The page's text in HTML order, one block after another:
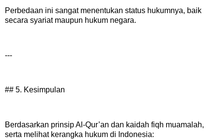
Perbedaan ini sangat menentukan status hukumnya, baik
secara syariat maupun hukum negara.
---
## 5. Kesimpulan
Berdasarkan prinsip Al-Qur’an dan kaidah fiqh muamalah,
serta melihat kerangka hukum di Indonesia: